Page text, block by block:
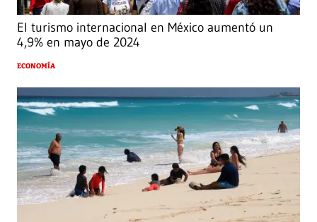
El turismo internacional en México aumentó un
4,9% en mayo de 2024
ECONOMÍA